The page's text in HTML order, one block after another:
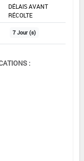
DÉLAIS AVANT
RÉCOLTE
7 Jour (s)
: